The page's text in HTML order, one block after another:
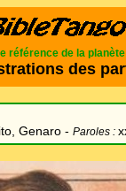
référence de la planète
des
Genaro - Paroles :